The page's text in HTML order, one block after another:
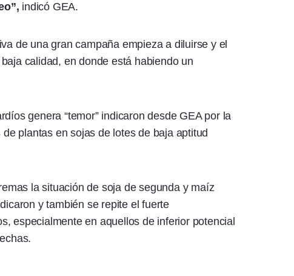
indicó GEA.
de una gran campaña empieza a diluirse y el
calidad, en donde está habiendo un
genera “temor” indicaron desde GEA por la
plantas en sojas de lotes de baja aptitud
la situación de soja de segunda y maíz
y también se repite el fuerte
especialmente en aquellos de inferior potencial